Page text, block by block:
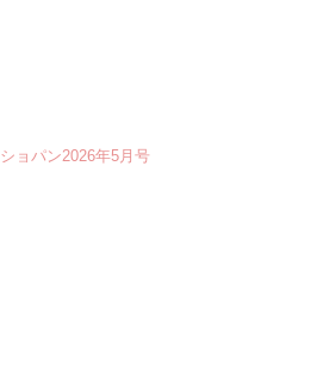
ショパン2026年5月号